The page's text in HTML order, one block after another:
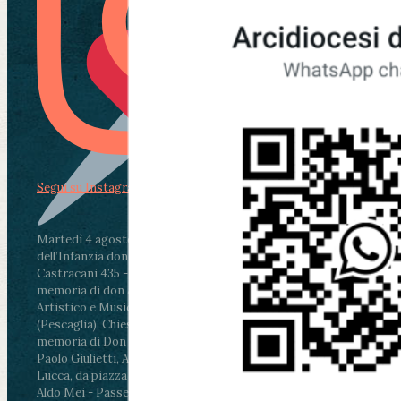
Martedì 4 agosto2026
ore 11:30 - Lucca, Scuola
dell’Infanzia don Aldo Mei - Viale Castruccio
Castracani 435 - Inaugurazione murales in
memoria di don Aldo Mei curato dal Liceo
Artistico e Musicale “Passaglia”
ore 18 - Fiano
(Pescaglia), Chiesa parrocchiale - Messa in
memoria di Don Aldo Mei celebrata da mons.
Paolo Giulietti, Arcivescovo di Lucca
ore 20.30 -
Lucca, da piazza San Michele al Cippo di don
Aldo Mei - Passeggiata della Memoria in alcuni
Segui su Instagram